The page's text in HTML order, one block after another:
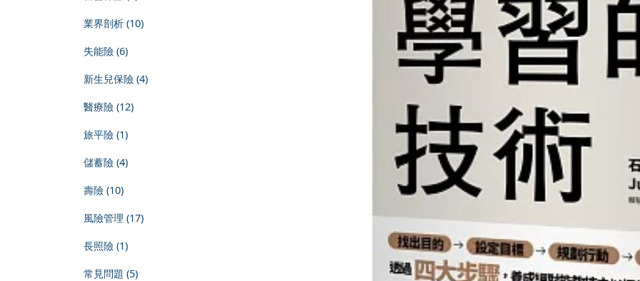
業界剖析 (10)
失能險 (6)
新生兒保險 (4)
醫療險 (12)
旅平險 (1)
儲蓄險 (4)
壽險 (10)
風險管理 (17)
長照險 (1)
常見問題 (5)